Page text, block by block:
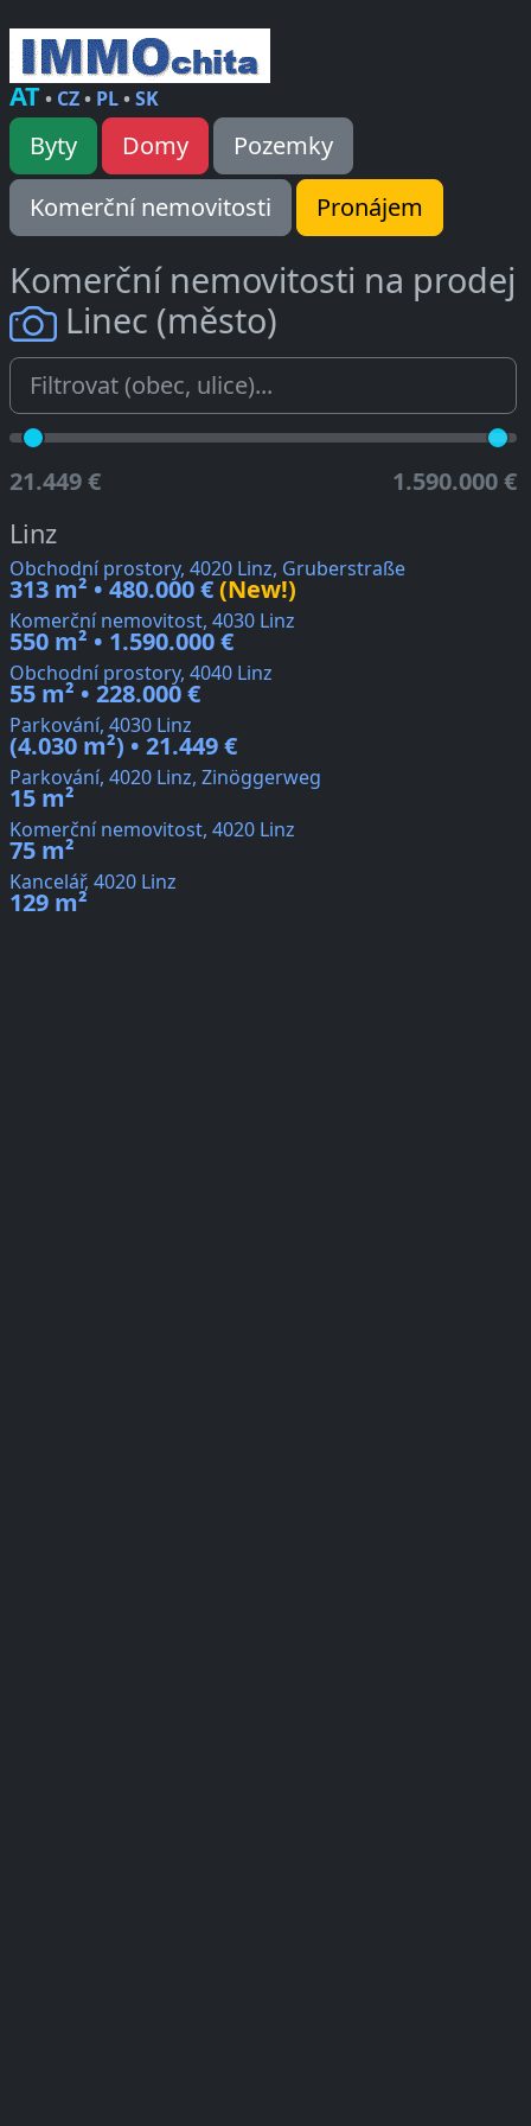
AT• CZ• PL•SK
Byty Domy
Pozemky
Komerční nemovitosti
Pronájem
Komerční nemovitosti na prodej
Linec (město)
21.449 € 1.590.000 €
Linz
Obchodní prostory, 4020 Linz, Gruberstraße
313 m² • 480.000 €(New!)
Komerční nemovitost, 4030 Linz
550 m² • 1.590.000 €
Obchodní prostory, 4040 Linz
55 m² • 228.000 €
Parkování, 4030 Linz
(4.030 m²) • 21.449 €
Parkování, 4020 Linz, Zinöggerweg
15 m²
Komerční nemovitost, 4020 Linz
75 m²
Kancelář, 4020 Linz
129 m²